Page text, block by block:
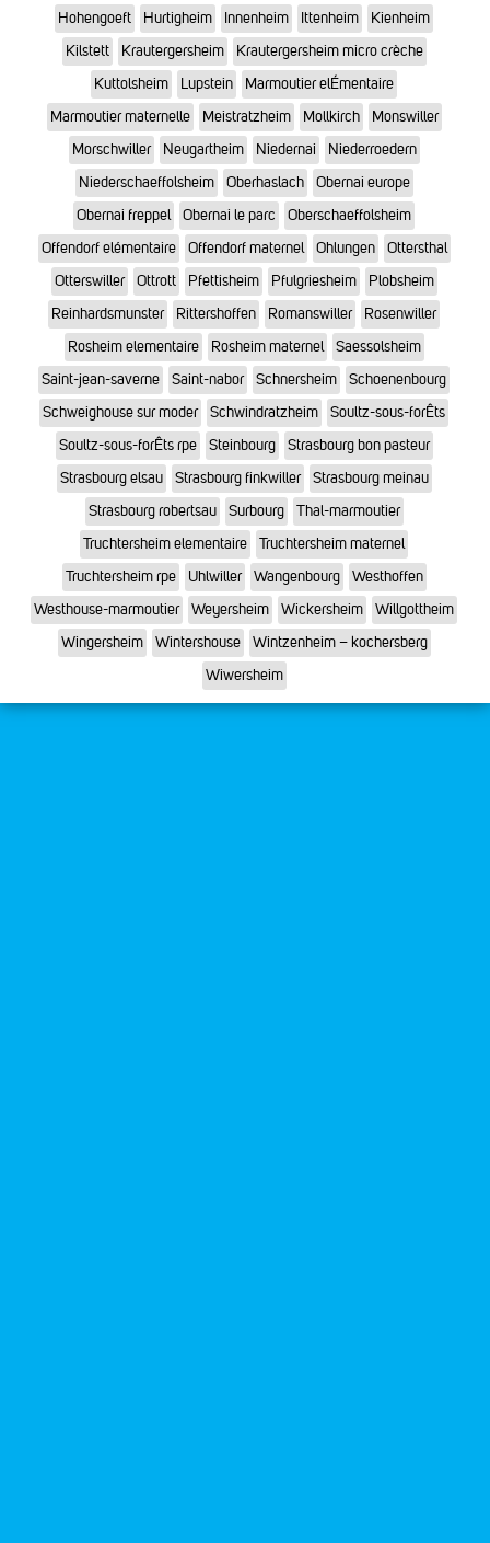
Hohengoeft
Hurtigheim Innenheim Ittenheim
Kienheim
Kilstett
Krautergersheim
Krautergersheim micro crèche
Kuttolsheim
Lupstein
Marmoutier elÉmentaire
Marmoutier maternelle
Meistratzheim Mollkirch
Monswiller
Morschwiller
Neugartheim Niedernai
Niederroedern
Niederschaeffolsheim
Oberhaslach
Obernai europe
Obernai freppel
Obernai le parc
Oberschaeffolsheim
Offendorf elémentaire
Offendorf maternel Ohlungen
Ottersthal
Otterswiller
Ottrott Pfettisheim Pfulgriesheim
Plobsheim
Reinhardsmunster
Rittershoffen Romanswiller
Rosenwiller
Rosheim elementaire
Rosheim maternel
Saessolsheim
Saint-jean-saverne
Saint-nabor Schnersheim
Schoenenbourg
Schweighouse sur moder
Schwindratzheim
Soultz-sous-forÊts
Soultz-sous-forÊts rpe
Steinbourg
Strasbourg bon pasteur
Strasbourg elsau
Strasbourg finkwiller
Strasbourg meinau
Strasbourg robertsau
Surbourg
Thal-marmoutier
Truchtersheim elementaire
Truchtersheim maternel
Truchtersheim rpe
Uhlwiller Wangenbourg
Westhoffen
Westhouse-marmoutier
Weyersheim Wickersheim
Willgottheim
Wingersheim
Wintershouse
Wintzenheim – kochersberg
Wiwersheim